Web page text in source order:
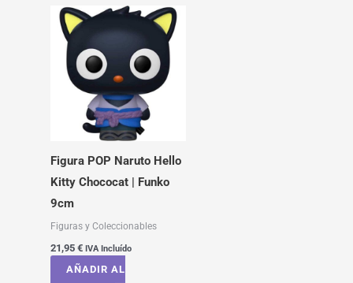
Figura POP Naruto Hello
Kitty Chococat | Funko
9cm
Figuras y Coleccionables
21,95 € IVA Incluído
AÑADIR AL